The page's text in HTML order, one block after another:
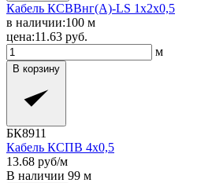
Кабель КСВВнг(A)-LS 1x2x0,5
в наличии:100 м
цена:11.63 руб.
м
В корзину
БК8911
Кабель КСПВ 4x0,5
13.68 руб/м
В наличии 99 м